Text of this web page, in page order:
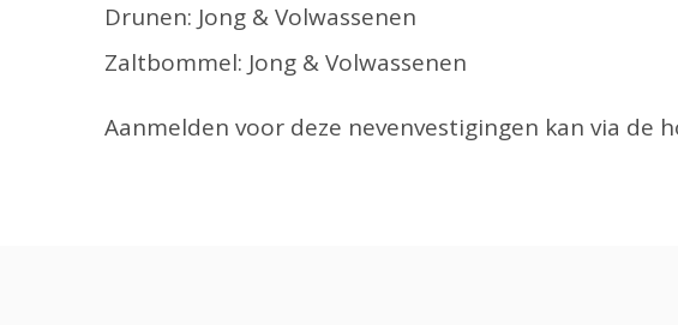
Drunen: Jong & Volwassenen
Zaltbommel: Jong & Volwassenen
Aanmelden voor deze nevenvestigingen kan via de